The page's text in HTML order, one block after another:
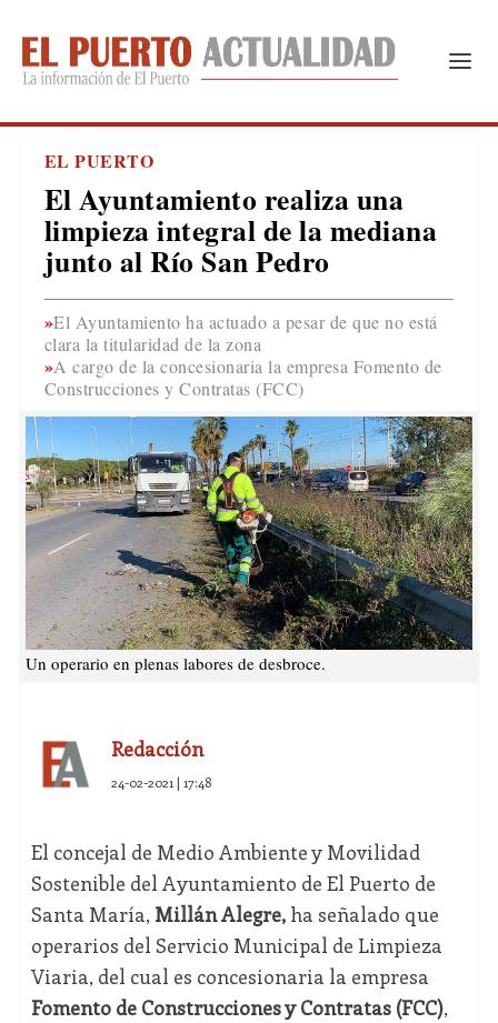
EL PUERTO
El Ayuntamiento realiza una
limpieza integral de la mediana
junto al Río San Pedro
El Ayuntamiento ha actuado a pesar de que no está
clara la titularidad de la zona
A cargo de la concesionaria la empresa Fomento de
Construcciones y Contratas (FCC)
Un operario en plenas labores de desbroce.
Redacción
24-02-2021 | 17:48
El concejal de Medio Ambiente y Movilidad
Sostenible del Ayuntamiento de El Puerto de
Santa María, Millán Alegre,ha señalado que
operarios del Servicio Municipal de Limpieza
Viaria, del cual es concesionaria la empresa
Fomento de Construcciones y Contratas (FCC),